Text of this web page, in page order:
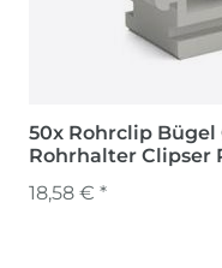
50x Rohrclip
Rohrhalter Clipser
18,58 € *